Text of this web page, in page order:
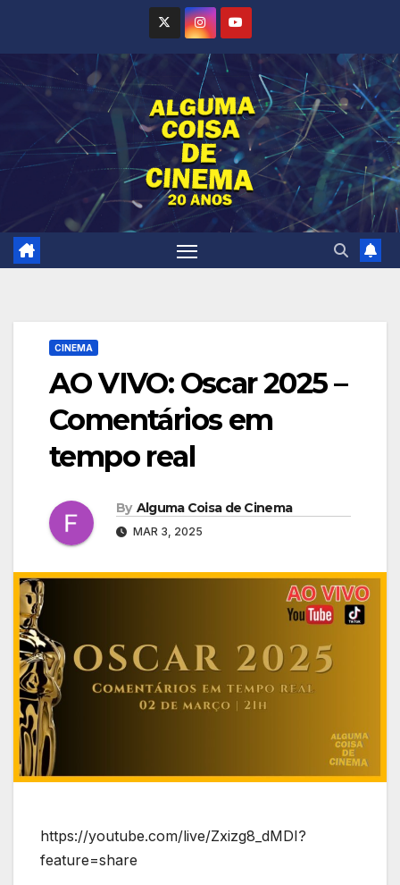
CINEMA
AO VIVO: Oscar 2025 –
Comentários em
tempo real
By Alguma Coisa de Cinema
MAR 3, 2025
https://youtube.com/live/Zxizg8_dMDI?
feature=share